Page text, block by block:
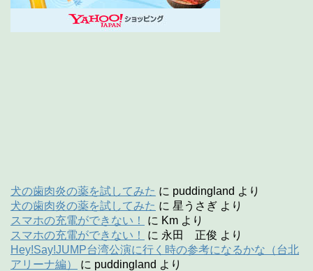
犬の歯肉炎の薬を試してみた に puddingland より
犬の歯肉炎の薬を試してみた に 星うさぎ より
スマホの充電ができない！
に Km より
スマホの充電ができない！
に 永田 正俊 より
Hey!Say!JUMP台湾公演に行く時の参考になるかな（台北
アリーナ編）
に puddingland より